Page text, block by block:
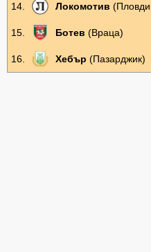
14. Локомотив
15. Ботев (Враца)
16. Хебър (Пазарджик)